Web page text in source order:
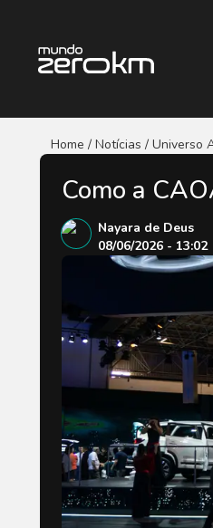
Home / Notícias / Universo
Como a
Nayara de Deus
08/06/2026 - 13:02